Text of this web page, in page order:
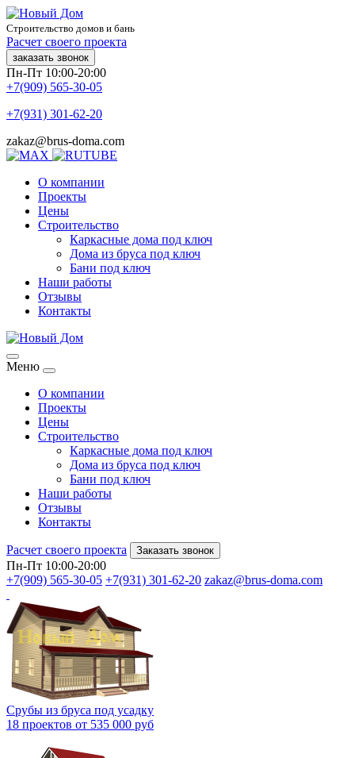
Строительство домов и бань
Расчет своего проекта
заказать звонок
Пн-Пт 10:00-20:00
+7(909) 565-30-05
+7(931) 301-62-20
zakaz@brus-doma.com
О компании
Проекты
Цены
Строительство
Каркасные дома под ключ
Дома из бруса под ключ
Бани под ключ
Наши работы
Отзывы
Контакты
Меню
О компании
Проекты
Цены
Строительство
Каркасные дома под ключ
Дома из бруса под ключ
Бани под ключ
Наши работы
Отзывы
Контакты
Расчет своего проекта Заказать звонок
Пн-Пт 10:00-20:00
+7(909) 565-30-05 +7(931) 301-62-20 zakaz@brus-doma.com
Срубы из бруса под усадку
18 проектов от 535 000 руб